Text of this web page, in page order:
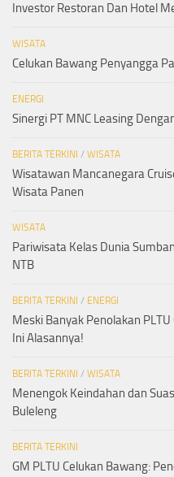
Investor Restoran Dan Hotel
WISATA
Celukan Bawang Penyangga
ENERGI
Sinergi PT MNC Leasing
BERITA TERKINI / WISATA
Wisatawan Mancanegara
Wisata Panen
WISATA
Pariwisata Kelas Dunia
NTB
BERITA TERKINI / ENERGI
Meski Banyak Penolakan
Ini Alasannya!
BERITA TERKINI / WISATA
Menengok Keindahan dan
Buleleng
BERITA TERKINI
GM PLTU Celukan Bawang: